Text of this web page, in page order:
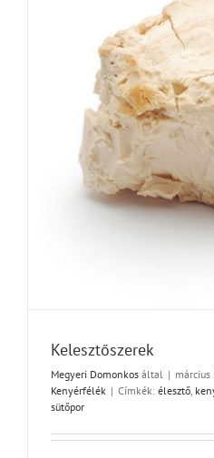
Kelesztőszerek
Megyeri Domonkos által |
Kenyérfélék | Címkék: élesztő,
sütőpor